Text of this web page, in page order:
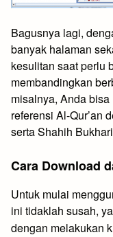
Bagusnya lagi,
banyak halaman
kesulitan saat perlu
membandingkan
misalnya, Anda
referensi Al-Qur’an
serta Shahih
Cara Download
Untuk mulai
ini tidaklah susah,
dengan melakukan